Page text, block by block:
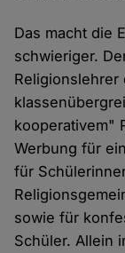
Das macht die
schwieriger.
Religionslehrer
kooperativem"
Werbung für
für
sowie für
Schüler. Allein